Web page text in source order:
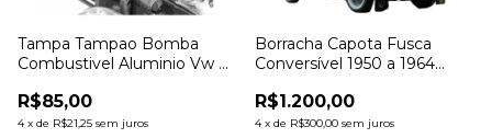
Tampa Tampao Bomba
Combustivel Aluminio Vw Ar
R$85,00
4 x de R$21,25 sem juros
Borracha Capota Fusca
Conversível 1950 a 1964
R$1.200,00
4 x de R$300,00 sem juros